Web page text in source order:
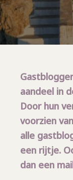
aandeel in
Door hun
voorzien
alle
een rijtje.
dan een